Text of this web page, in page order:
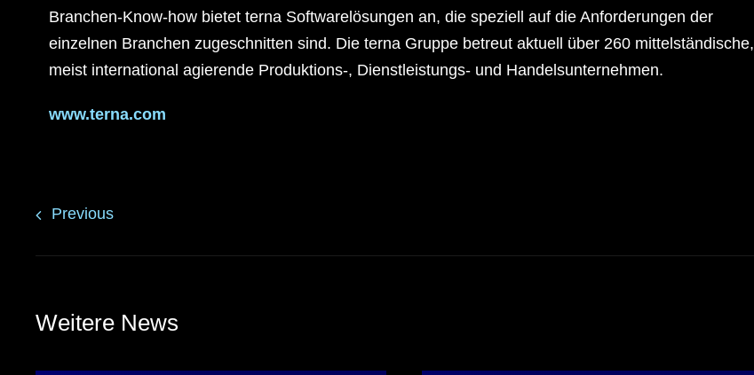
Branchen-Know-how bietet terna Softwarelösungen an, die speziell auf die Anforderungen der
einzelnen Branchen zugeschnitten sind. Die terna Gruppe betreut aktuell über 260 mittelständische,
meist international agierende Produktions-, Dienstleistungs- und Handelsunternehmen.
www.terna.com
Previous
Weitere News